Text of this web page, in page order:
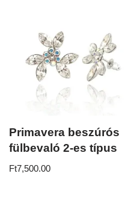
Primavera beszúrós
fülbevaló 2-es típus
Ft7,500.00